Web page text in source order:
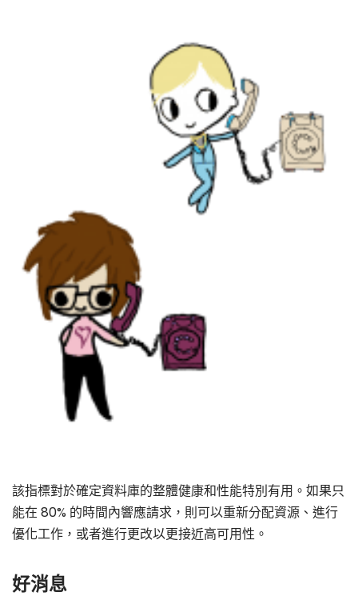
該指標對於確定資料庫的整體健康和性能特別有用。如果只
能在 80% 的時間內響應請求，則可以重新分配資源、進行
優化工作，或者進行更改以更接近高可用性。
好消息